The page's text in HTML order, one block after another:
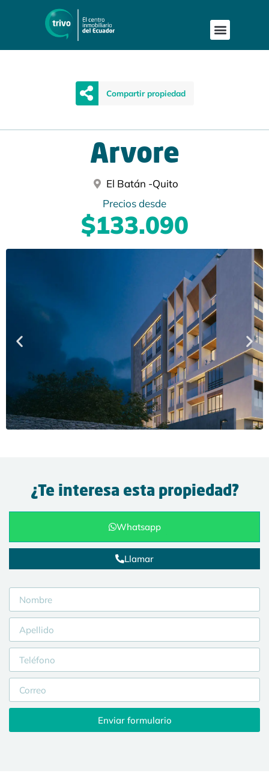
Compartir propiedad
Arvore
El Batán -Quito
Precios desde
$133.090
¿Te interesa esta propiedad?
Whatsapp
Llamar
Enviar formulario